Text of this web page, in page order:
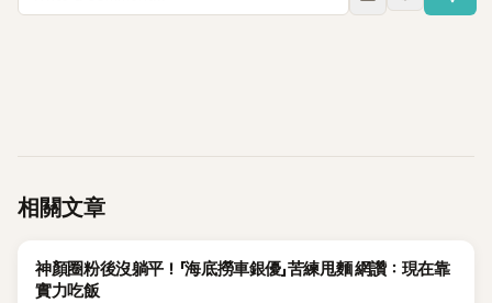
相關文章
生活
神顏圈粉後沒躺平！「海底撈車銀優」苦練甩麵 網讚：現在靠
實力吃飯